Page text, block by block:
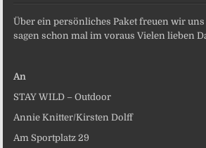
Über ein persönliches Paket freuen wir
sagen schon mal im voraus Vielen lieben
An
STAY WILD – Outdoor
Annie Knitter/Kirsten Dolff
Am Sportplatz 29